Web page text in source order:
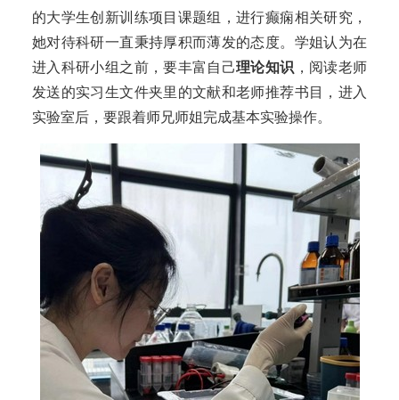
的大学生创新训练项目课题组，进行癫痫相关研究，
她对待科研一直秉持厚积而薄发的态度。学姐认为在
进入科研小组之前，要丰富自 己理论知识 ，阅读老师
发送的实习生文件夹里 的文献和老师推荐书目 ， 进入
实验室后 ，要跟着师兄师姐完成基本实验操作。